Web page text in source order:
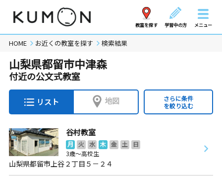
教室を探す 学習中の方 メニュー
HOME お近くの教室を探す 検索結果
山梨県都留市中津森
付近の公文式教室
リスト 地図
さらに条件
を絞り込む
谷村教室
月 火 水 木 金 土
日
3歳～高校生
山梨県都留市上谷２丁目５－２４